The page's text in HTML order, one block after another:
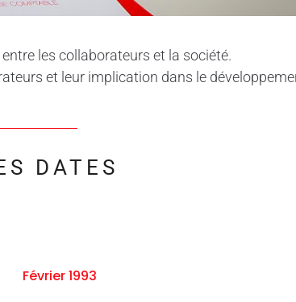
les collaborateurs et la société.
et leur implication dans le
DATES
Février 1993